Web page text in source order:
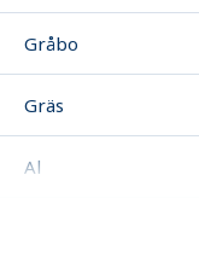
Gråbo
Gräs
Al